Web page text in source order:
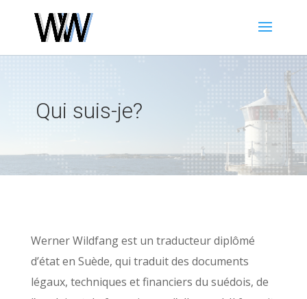
Qui suis-je?
Werner Wildfang est un traducteur diplômé
d’état en Suède, qui traduit des documents
légaux, techniques et financiers du suédois, de